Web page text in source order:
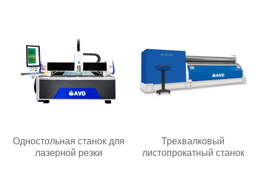
Одностольная станок для
лазерной резки
Трехвалковый
листопрокатный станок